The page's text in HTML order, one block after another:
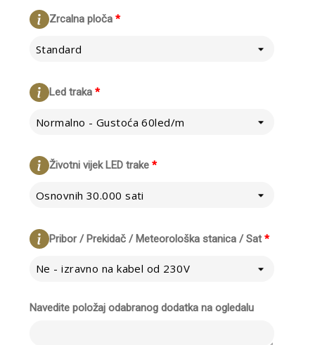
*
Zrcalna ploča
Standard
*
Led traka
Normalno - Gustoća 60led/m
*
Životni vijek LED trake
Osnovnih 30.000 sati
*
Pribor / Prekidač / Meteorološka stanica / Sat
Ne - izravno na kabel od 230V
Navedite položaj odabranog dodatka na ogledalu